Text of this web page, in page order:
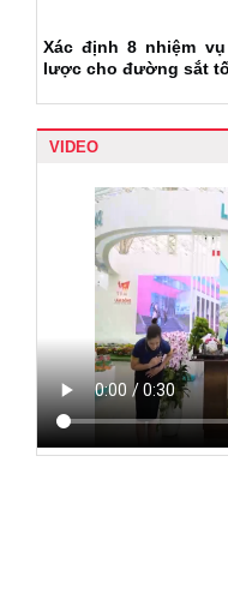
Xác định 8 nhiệm
lược cho đường sắt
VIDEO